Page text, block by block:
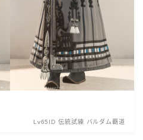
Lv65ID 伝統試練 バルダム覇道